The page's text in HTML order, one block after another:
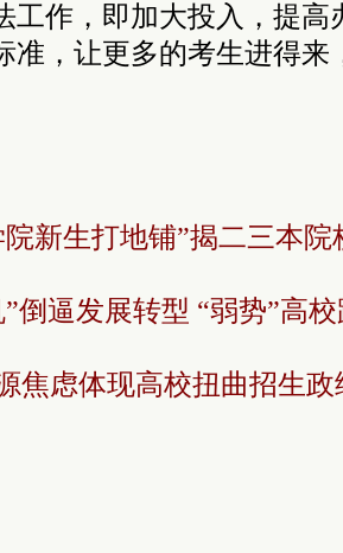
工作，即加大投入，提高
准，让更多的考生进得来
院新生打地铺”揭二三本院
倒逼发展转型 “弱势”高
焦虑体现高校扭曲招生政